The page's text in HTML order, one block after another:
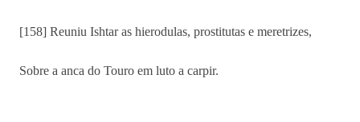
[158] Reuniu Ishtar as hierodulas, prostitutas e meretrizes,
Sobre a anca do Touro em luto a carpir.